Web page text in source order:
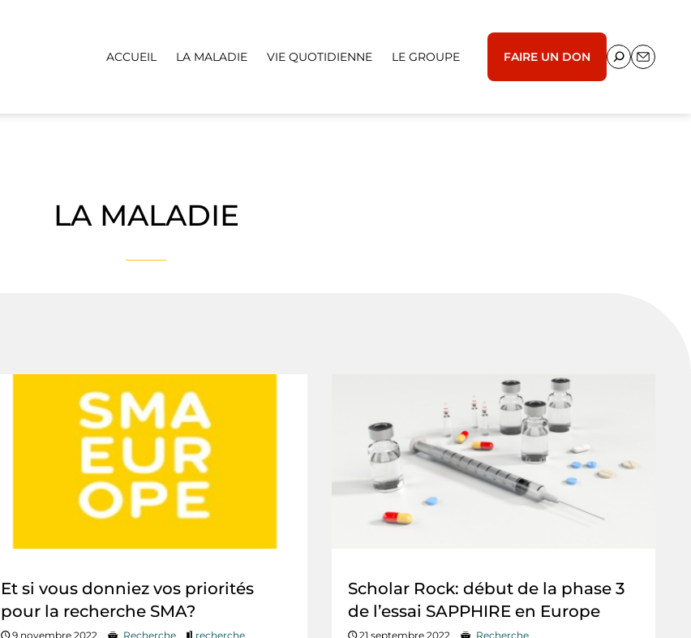
ACCUEIL LA MALADIE VIE QUOTIDIENNE LE GROUPE FAIRE UN DON
LA MALADIE
Et si vous donniez vos priorités
pour la recherche SMA?
9 novembre 2022 Recherche recherche
Scholar Rock: début de la phase 3
de l’essai SAPPHIRE en Europe
21 septembre 2022
Recherche